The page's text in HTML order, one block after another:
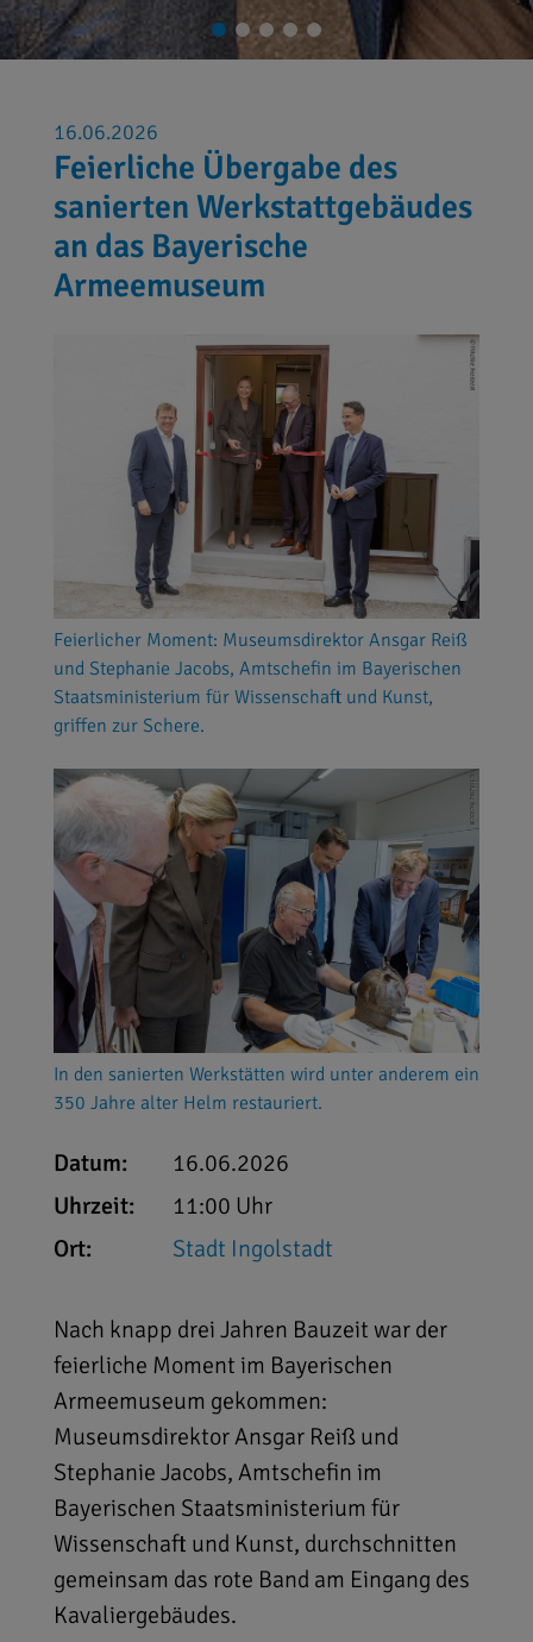
16.06.2026
Feierliche Übergabe des
sanierten Werkstattgebäudes
an das Bayerische
Armeemuseum
Feierlicher Moment: Museumsdirektor Ansgar Reiß
und Stephanie Jacobs, Amtschefin im Bayerischen
Staatsministerium für Wissenschaft und Kunst,
griffen zur Schere.
In den sanierten Werkstätten wird unter anderem ein
350 Jahre alter Helm restauriert.
Datum:
16.06.2026
Uhrzeit:
11:00 Uhr
Ort:
Stadt Ingolstadt
Nach knapp drei Jahren Bauzeit war der
feierliche Moment im Bayerischen
Armeemuseum gekommen:
Museumsdirektor Ansgar Reiß und
Stephanie Jacobs, Amtschefin im
Bayerischen Staatsministerium für
Wissenschaft und Kunst, durchschnitten
gemeinsam das rote Band am Eingang des
Kavaliergebäudes.